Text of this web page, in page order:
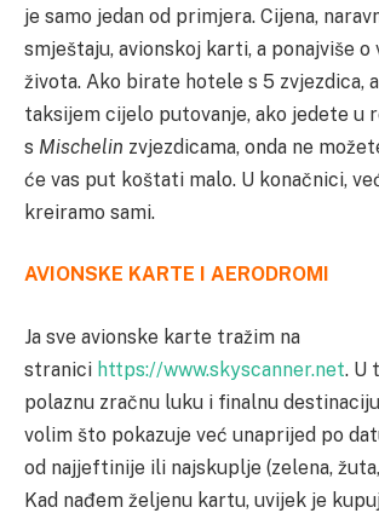
je samo jedan od primjera. Cijena,
smještaju, avionskoj karti, a ponajviše o
života. Ako birate hotele s 5 zvjezdica,
taksijem cijelo putovanje, ako jedete u
s Mischelin zvjezdicama, onda ne
će vas put koštati malo. U konačnici,
kreiramo sami.
AVIONSKE KARTE I AERODROMI
Ja sve avionske karte tražim na
stranici https://www.skyscanner.net. U
polaznu zračnu luku i finalnu
volim što pokazuje već unaprijed po
od najjeftinije ili najskuplje (zelena,
Kad nađem željenu kartu, uvijek je